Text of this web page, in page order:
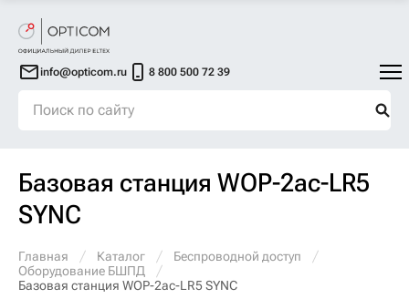
info@opticom.ru 8 800 500 72 39
Базовая станция WOP-2ac-LR5
SYNC
Главная Каталог
Беспроводной доступ
Оборудование БШПД
Базовая станция WOP-2ac-LR5 SYNC